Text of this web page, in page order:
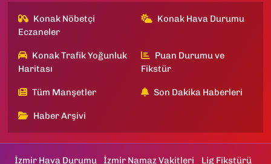
Konak Nöbetçi
Eczaneler
Konak Hava Durumu
Konak Trafik Yoğunluk
Haritası
Puan Durumu ve
Fikstür
Tüm Manşetler Son Dakika Haberleri
Haber Arşivi
İzmir Hava Durumu İzmir Namaz Vakitleri Lig Fikstürü